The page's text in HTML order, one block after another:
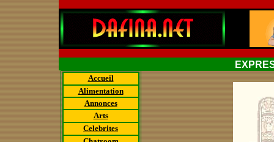
Accueil
Alimentation
Annonces
Arts
Celebrites